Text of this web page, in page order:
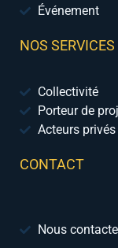
Événement
NOS SERVICES
Collectivité
Porteur de
Acteurs privés
CONTACT
Nous